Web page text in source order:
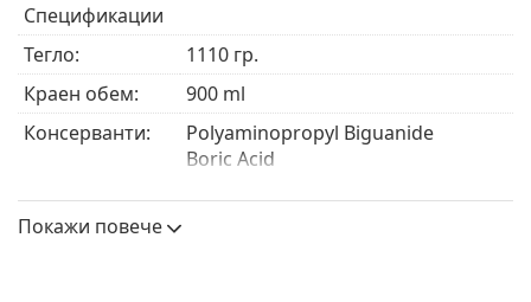
контактните лещи до 20 часа, което значително
подобрява комфорта при носене.
Мултифункционалният разтвор Biotrue комбинира
уникална технология, вдъхновена от физиологията,
с двойна дезинфекционна система.
Спецификации
Тегло:
1110 гр.
Краен обем:
900 ml
Консерванти:
Polyaminopropyl Biguanide
Boric Acid
Производител:
Bausch & Lomb
Употреба
Покажи повече